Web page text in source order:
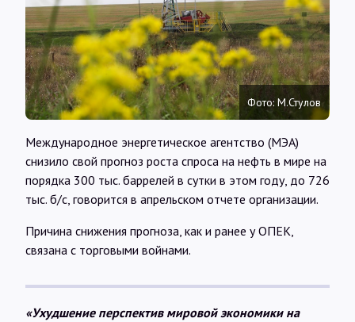
Интервью
Карты
О нас
@Infotek_Russia
Фото: М.Стулов
Международное энергетическое агентство (МЭА)
снизило свой прогноз роста спроса на нефть в мире на
порядка 300 тыс. баррелей в сутки в этом году, до 726
тыс. б/с, говорится в апрельском отчете организации.
Причина снижения прогноза, как и ранее у ОПЕК,
связана с торговыми войнами.
«Ухудшение перспектив мировой экономики на